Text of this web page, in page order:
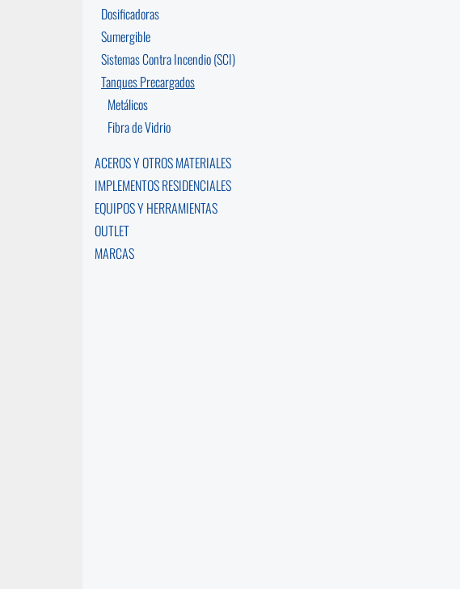
Dosificadoras
Sumergible
Sistemas Contra Incendio (SCI)
Tanques Precargados
Metálicos
Fibra de Vidrio
ACEROS Y OTROS MATERIALES
IMPLEMENTOS RESIDENCIALES
EQUIPOS Y HERRAMIENTAS
OUTLET
MARCAS